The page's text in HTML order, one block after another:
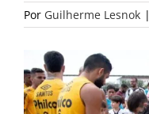
Por Guilherme Lesnok |